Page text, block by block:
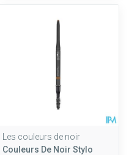
Les couleurs de noir
Couleurs De Noir Stylo